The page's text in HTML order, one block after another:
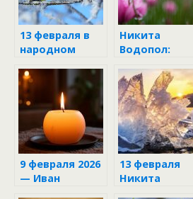
13 февраля в
народном
Никита
Водопол:
праздник 16
апреля
9 февраля 2026
— Иван
13 февраля
Никита